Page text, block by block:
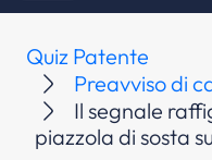
Quiz Patente
Preavviso di
Il segnale
piazzola di sosta